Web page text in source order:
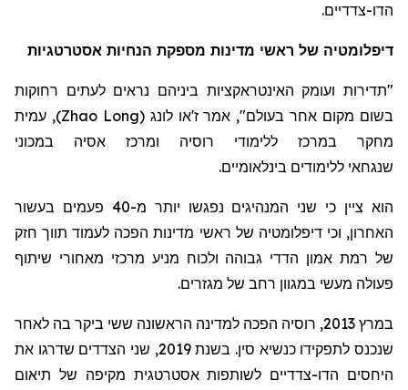
הדו-צדדיים.
דיפלומטיה של ראשי מדינות מספקת הנחיות אסטרטגיות
"תדירות ועומק האינטראקציות ביניהם נראים לעתים רחוקות
בשום מקום אחר בעולם", אמרז'או לונג (
Zhao Long
), עמית
מחקר במרכז ללימודי רוסיה ומרכז אסיה במכוני
שנגחאי ללימודים בינלאומיים.
הוא ציין כי שני המנהיגים נפגשו יותר מ-40 פעמים בעשור
האחרון, וכי דיפלומטיה של ראשי מדינות הפכה לעמוד תווך חזק
של רמת אמון הדדי גבוהה ולכוח מניע מרכזי מאחורי שיתוף
פעולה מעשי במגוון רחב של מגזרים.
במרץ 2013, רוסיה הפכה למדינה הראשונה ששי ביקר בה לאחר
שנכנס לתפקידו כנשיא סין. בשנת 2019, שני הצדדים שדרגו את
היחסים הדו-צדדיים לשותפות אסטרטגית מקיפה של תיאום